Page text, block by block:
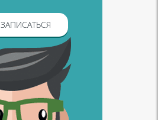
ЗАПИСАТЬСЯ